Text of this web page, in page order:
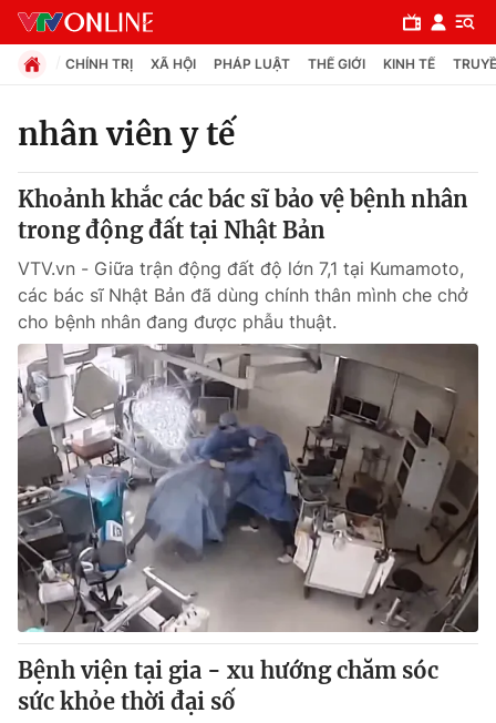
Chuyên mục
Chính trị
Xã hội
Pháp luật
Y tế
Thế giới
Tin tức
Thế giới đó đây
Câu chuyện quốc tế
Kinh tế
Tài chính
Thị trường
Góc doanh nghiệp
Dữ liệu và đời sống
Truyền hình
CHÍNH TRỊ XÃ HỘI PHÁP LUẬT THẾ GIỚI KINH TẾ
nhân viên y tế
Khoảnh khắc các bác sĩ bảo vệ bệnh nhân
trong động đất tại Nhật Bản
VTV.vn - Giữa trận động đất độ lớn 7,1 tại Kumamoto,
các bác sĩ Nhật Bản đã dùng chính thân mình che chở
cho bệnh nhân đang được phẫu thuật.
Bệnh viện tại gia - xu hướng chăm sóc
sức khỏe thời đại số